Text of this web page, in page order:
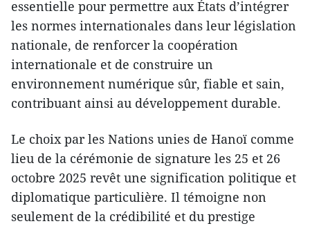
essentielle pour permettre aux États d’intégrer
les normes internationales dans leur législation
nationale, de renforcer la coopération
internationale et de construire un
environnement numérique sûr, fiable et sain,
contribuant ainsi au développement durable.
Le choix par les Nations unies de Hanoï comme
lieu de la cérémonie de signature les 25 et 26
octobre 2025 revêt une signification politique et
diplomatique particulière. Il témoigne non
seulement de la crédibilité et du prestige